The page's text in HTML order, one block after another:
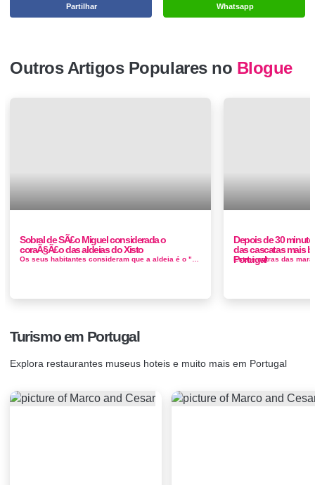
Whatsapp
Partilhar
Outros Artigos Populares no Blogue
Sobral de SÃ£o Miguel considerada o
coraÃ§Ã£o das aldeias do Xisto
Depois de 30
das cascatas mais
Portugal
Turismo em Portugal
Explora restaurantes museus hoteis e muito mais em Portugal